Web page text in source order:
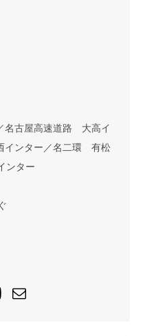
名古屋高速道路 大高イ
インター／名二環 有松
ンター